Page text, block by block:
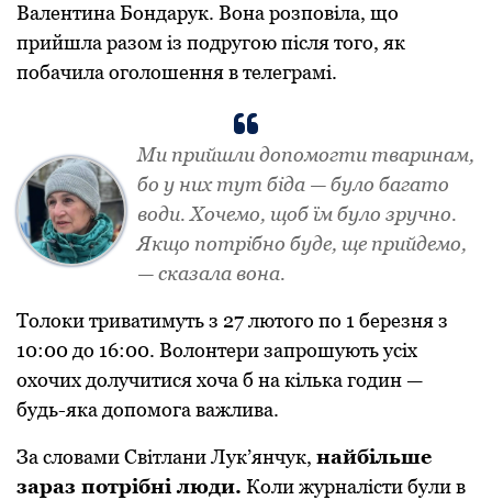
Валентина Бондарук. Вона розповіла, що
прийшла разом із подругою після того, як
побачила оголошення в телеграмі.
Ми прийшли допомогти тваринам,
бо у них тут біда — було багато
води. Хочемо, щоб їм було зручно.
Якщо потрібно буде, ще прийдемо,
— сказала вона.
Толоки триватимуть з 27 лютого по 1 березня з
10:00 до 16:00. Волонтери запрошують усіх
охочих долучитися хоча б на кілька годин —
будь-яка допомога важлива.
За словами Світлани Лук’янчук, найбільше
зараз потрібні люди. Коли журналісти були в